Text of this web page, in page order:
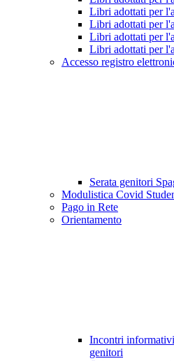
Libri adottati per
Libri adottati per
Libri adottati per
Libri adottati per
Accesso registro
Serata genitori
Modulistica Covid
Pago in Rete
Orientamento
Incontri
genitori